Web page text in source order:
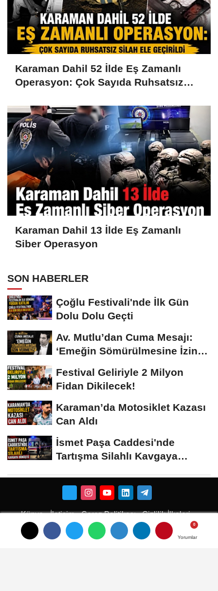
Yorumlar
Yorumlar
Yorumlar
Karaman Dahil 52 İlde Eş Zamanlı
Operasyon: Çok Sayıda Ruhsatsız
Karaman Dahil 13 İlde Eş Zamanlı
Siber Operasyon
SON HABERLER
Çoğlu Festivali'nde İlk Gün
Dolu Dolu Geçti
Av. Mutlu’dan Cuma Mesajı:
‘Emeğin Sömürülmesine İzin
Festival Geliriyle 2 Milyon
Fidan Dikilecek!
Karaman’da Motosiklet Kazası
Can Aldı
İsmet Paşa Caddesi'nde
Tartışma Silahlı Kavgaya
Künye İletişim Çerez Politikası Gizlilik İlkeleri
Karaman Çiçekci
Karaman